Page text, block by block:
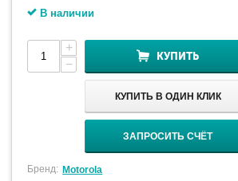
В наличии
+
−
КУПИТЬ
КУПИТЬ В ОДИН КЛИК
ЗАПРОСИТЬ СЧЁТ
Бренд: Motorola